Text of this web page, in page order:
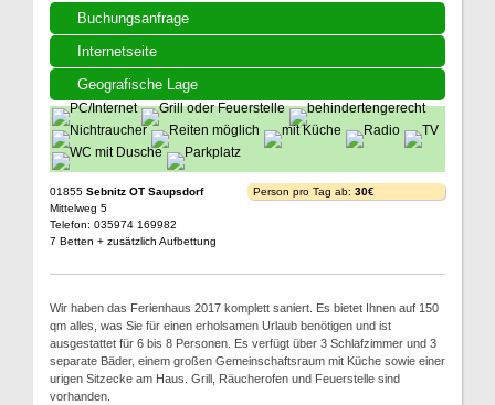
Buchungsanfrage
Internetseite
Geografische Lage
01855 Sebnitz OT Saupsdorf
Mittelweg 5
Telefon: 035974 169982
7 Betten + zusätzlich Aufbettung
Person pro Tag ab: 30€
Wir haben das Ferienhaus 2017 komplett saniert. Es bietet Ihnen auf 150
qm alles, was Sie für einen erholsamen Urlaub benötigen und ist
ausgestattet für 6 bis 8 Personen. Es verfügt über 3 Schlafzimmer und 3
separate Bäder, einem großen Gemeinschaftsraum mit Küche sowie einer
urigen Sitzecke am Haus. Grill, Räucherofen und Feuerstelle sind
vorhanden.